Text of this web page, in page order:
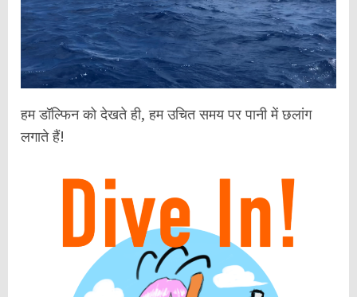
हम डॉल्फिन को देखते ही, हम उचित समय पर पानी में छलांग
लगाते हैं!